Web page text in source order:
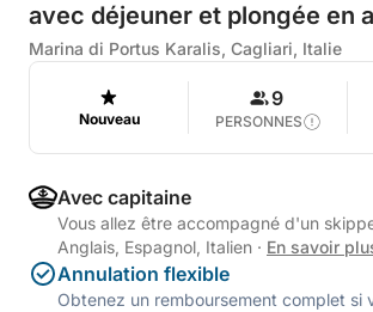
avec déjeuner et plongée en
Marina di Portus Karalis, Cagliari, Italie
Nouveau
9
PERSONNES
Avec capitaine
Vous allez être accompagné d'un
Anglais, Espagnol, Italien · En savoir
Annulation flexible
Obtenez un remboursement complet si